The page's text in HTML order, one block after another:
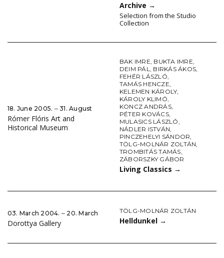
Archive →
Selection from the Studio
Collection
18. June 2005. ‒ 31. August
Rómer Flóris Art and
Historical Museum
BAK IMRE, BUKTA IMRE,
DEIM PÁL, BIRKÁS ÁKOS,
FEHÉR LÁSZLÓ,
TAMÁS HENCZE,
KELEMEN KÁROLY,
KÁROLY KLIMÓ,
KONCZ ANDRÁS,
PÉTER KOVÁCS,
MULASICS LÁSZLÓ,
NÁDLER ISTVÁN,
PINCZEHELYI SÁNDOR,
TÖLG-MOLNÁR ZOLTÁN,
TROMBITÁS TAMÁS,
ZÁBORSZKY GÁBOR
Living Classics →
03. March 2004. ‒ 20. March
Dorottya Gallery
TÖLG-MOLNÁR ZOLTÁN
Helldunkel →